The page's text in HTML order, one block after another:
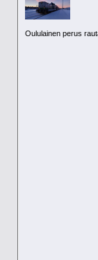
Oululainen perus